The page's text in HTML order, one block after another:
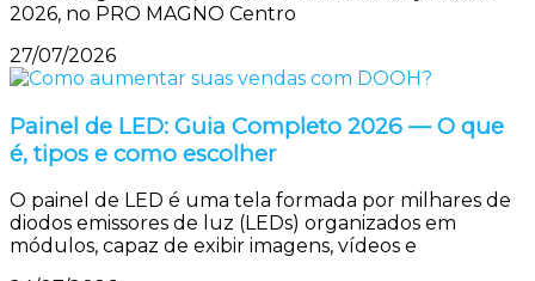
2026, no PRO MAGNO Centro
27/07/2026
Painel de LED: Guia Completo 2026 — O que
é, tipos e como escolher
O painel de LED é uma tela formada por milhares de
diodos emissores de luz (LEDs) organizados em
módulos, capaz de exibir imagens, vídeos e